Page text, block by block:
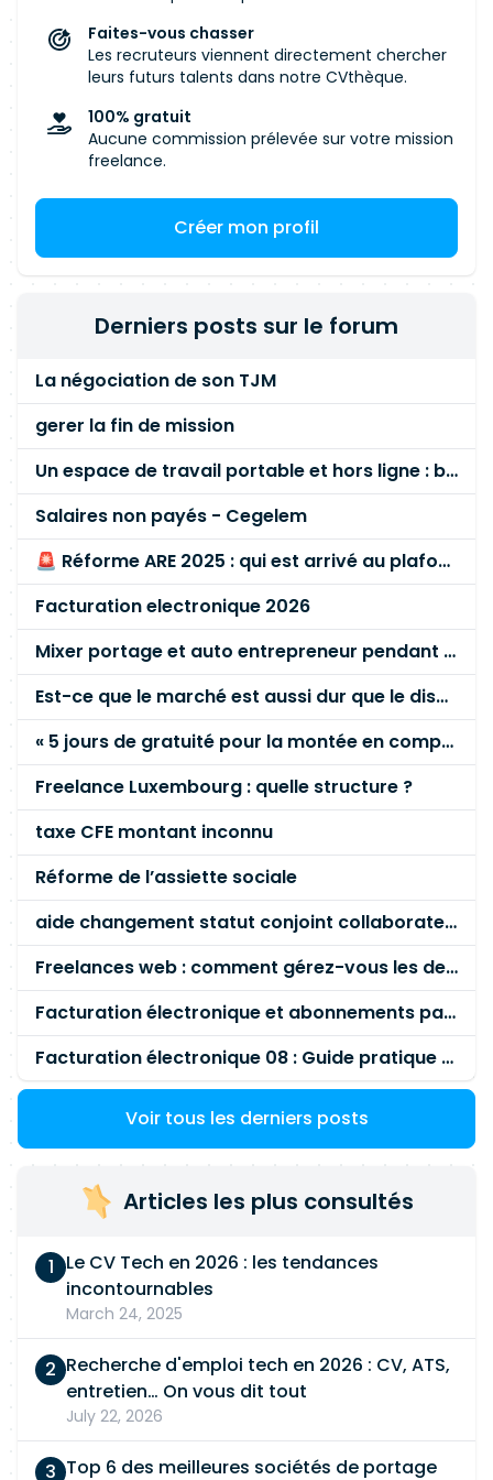
Faites-vous chasser
Les recruteurs viennent directement chercher
leurs futurs talents dans notre CVthèque.
100% gratuit
Aucune commission prélevée sur votre mission
freelance.
Créer mon profil
Derniers posts sur le forum
La négociation de son TJM
gerer la fin de mission
Un espace de travail portable et hors ligne : besoin réel ou fausse bonne idée ?
Salaires non payés - Cegelem
🚨 Réforme ARE 2025 : qui est arrivé au plafond des 60 % en gardant son entreprise ?
Facturation electronique 2026
Mixer portage et auto entrepreneur pendant des années - quel risque ?
Est-ce que le marché est aussi dur que le disent les commerciaux ?
« 5 jours de gratuité pour la montée en compétence »
Freelance Luxembourg : quelle structure ?
taxe CFE montant inconnu
Réforme de l’assiette sociale
aide changement statut conjoint collaborateur
Freelances web : comment gérez-vous les demandes client qui dépassent le devis ?
Facturation électronique et abonnements payés par la société
Facturation électronique 08 : Guide pratique des impôts
Voir tous les derniers posts
Articles les plus consultés
Le CV Tech en 2026 : les tendances
incontournables
March 24, 2025
Recherche d'emploi tech en 2026 : CV, ATS,
entretien… On vous dit tout
July 22, 2026
Top 6 des meilleures sociétés de portage